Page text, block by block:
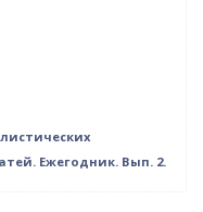
Ежегодник. Вып. 2.